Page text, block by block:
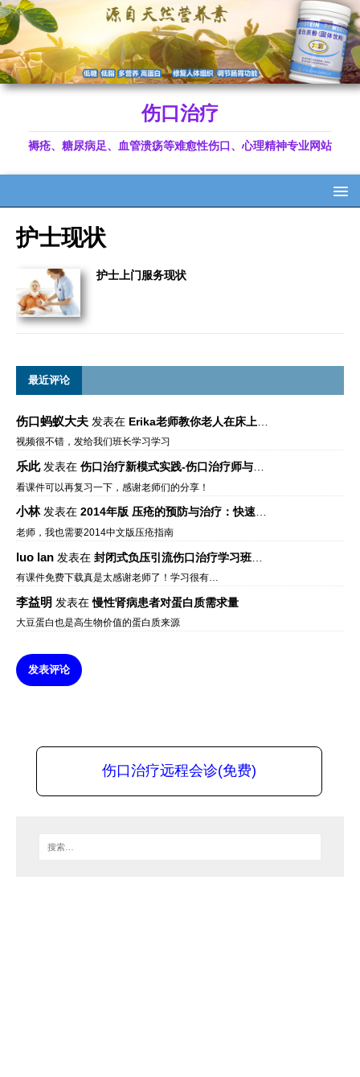
伤口治疗
褥疮、糖尿病足、血管溃疡等难愈性伤口、心理精神专业网站
护士现状
护士上门服务现状
最近评论
伤口蚂蚁大夫 发表在 Erika老师教你老人在床上如何左右翻身
视频很不错，发给我们班长学习学习
乐此发表在 伤口治疗新模式实践-伤口治疗师与伤口专科
看课件可以再复习一下，感谢老师们的分享！
小林发表在 2014年版 压疮的预防与治疗：快速参考指南 – 中文版、英文版、芬兰语版、葡萄牙语版
老师，我也需要2014中文版压疮指南
luo lan 发表在 封闭式负压引流伤口治疗学习班课件资料免费下载
有课件免费下载真是太感谢老师了！学习很有…
李益明 发表在慢性肾病患者对蛋白质需求量
大豆蛋白也是高生物价值的蛋白质来源
发表评论
伤口治疗远程会诊(免费)